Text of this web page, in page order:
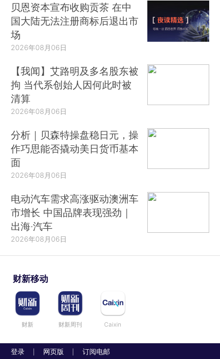
贝恩资本宣布收购贡茶 在中
国大陆无法注册商标后退出市
场
2026年08月06日
【我闻】艾路明及多名股东被
拘 当代系创始人因何此时被
清算
2026年08月06日
分析｜贝森特操盘稳日元，操
作巧思能否撬动美日货币基本
面
2026年08月06日
电动汽车需求高涨驱动澳洲车
市增长 中国品牌表现强劲｜
出海·汽车
2026年08月06日
财新移动
财新 财新周刊 Caixin
登录 网页版 订阅电邮